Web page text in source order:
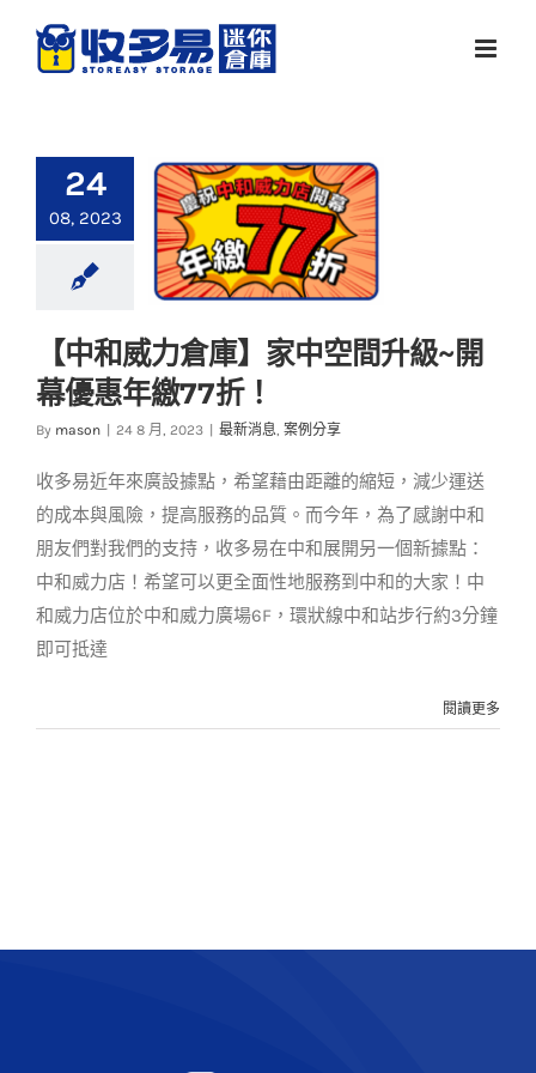
24
08, 2023
【中和威力倉庫】家
中空間升級~開幕優惠
年繳77折！
【中和威力倉庫】家中空間升級~開
幕優惠年繳77折！
By mason 24 8 月, 2023 最新消息, 案例分享
收多易近年來廣設據點，希望藉由距離的縮短，減少運送
的成本與風險，提高服務的品質。而今年，為了感謝中和
朋友們對我們的支持，收多易在中和展開另一個新據點：
中和威力店！希望可以更全面性地服務到中和的大家！中
和威力店位於中和威力廣場6F，環狀線中和站步行約3分鐘
即可抵達
閱讀更多